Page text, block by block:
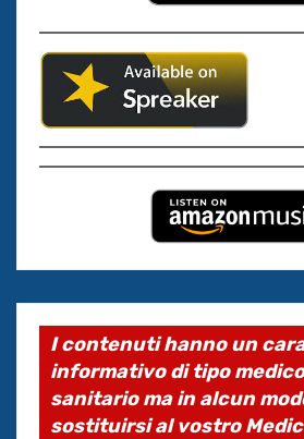
I contenuti hanno un
informativo di tipo
sanitario ma in alcun
sostituirsi al vostro